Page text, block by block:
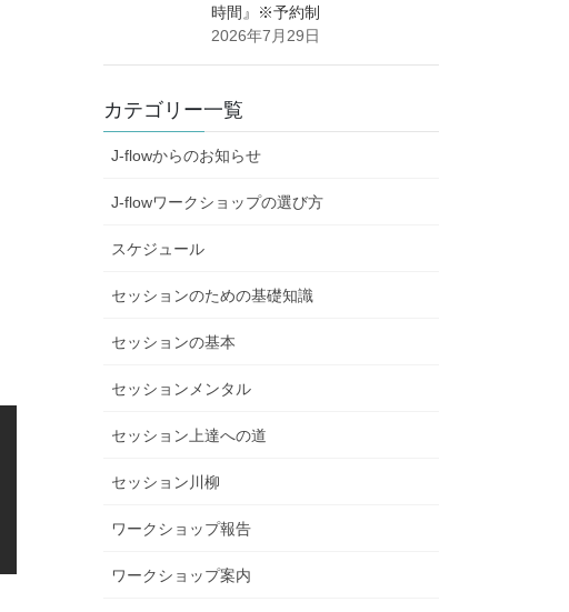
時間』※予約制
2026年7月29日
カテゴリー一覧
J-flowからのお知らせ
J-flowワークショップの選び方
スケジュール
セッションのための基礎知識
セッションの基本
セッションメンタル
セッション上達への道
セッション川柳
ワークショップ報告
ワークショップ案内